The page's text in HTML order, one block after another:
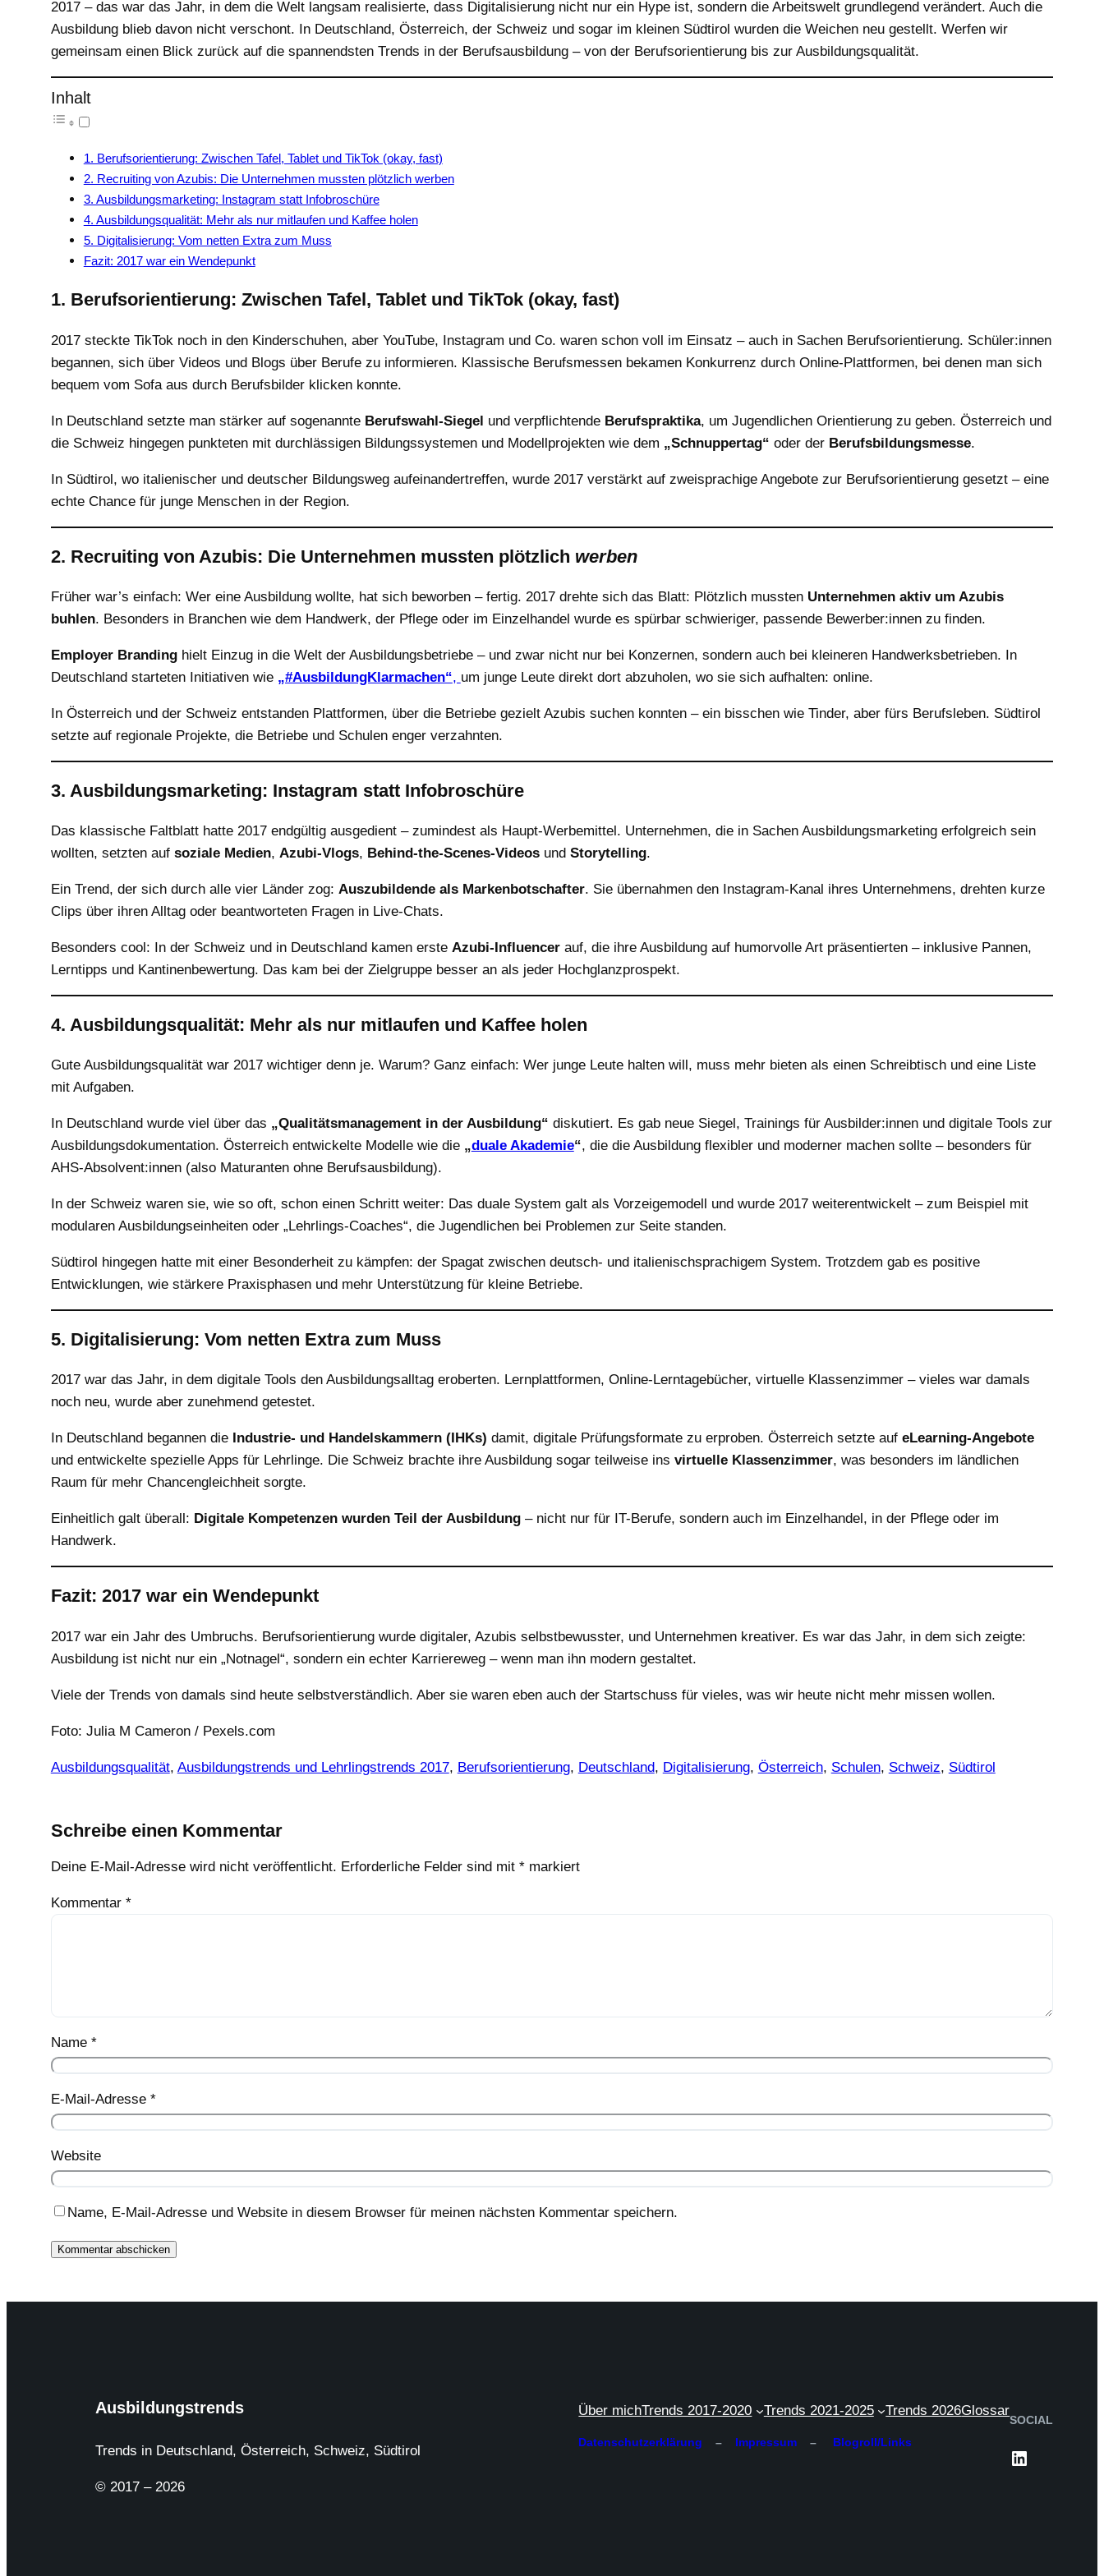
2017 – das war das Jahr, in dem die Welt langsam realisierte, dass Digitalisierung nicht nur ein Hype ist, sondern die Arbeitswelt grundlegend verändert. Auch die
Ausbildung blieb davon nicht verschont. In Deutschland, Österreich, der Schweiz und sogar im kleinen Südtirol wurden die Weichen neu gestellt. Werfen wir
gemeinsam einen Blick zurück auf die spannendsten Trends in der Berufsausbildung – von der Berufsorientierung bis zur Ausbildungsqualität.
Inhalt
1. Berufsorientierung: Zwischen Tafel, Tablet und TikTok (okay, fast)
2. Recruiting von Azubis: Die Unternehmen mussten plötzlich werben
3. Ausbildungsmarketing: Instagram statt Infobroschüre
4. Ausbildungsqualität: Mehr als nur mitlaufen und Kaffee holen
5. Digitalisierung: Vom netten Extra zum Muss
Fazit: 2017 war ein Wendepunkt
1. Berufsorientierung: Zwischen Tafel, Tablet und TikTok (okay, fast)
2017 steckte TikTok noch in den Kinderschuhen, aber YouTube, Instagram und Co. waren schon voll im Einsatz – auch in Sachen Berufsorientierung. Schüler:innen
begannen, sich über Videos und Blogs über Berufe zu informieren. Klassische Berufsmessen bekamen Konkurrenz durch Online-Plattformen, bei denen man sich
bequem vom Sofa aus durch Berufsbilder klicken konnte.
In Deutschland setzte man stärker auf sogenannte Berufswahl-Siegel und verpflichtende Berufspraktika, um Jugendlichen Orientierung zu geben. Österreich und
die Schweiz hingegen punkteten mit durchlässigen Bildungssystemen und Modellprojekten wie dem „Schnuppertag“ oder der Berufsbildungsmesse.
In Südtirol, wo italienischer und deutscher Bildungsweg aufeinandertreffen, wurde 2017 verstärkt auf zweisprachige Angebote zur Berufsorientierung gesetzt – eine
echte Chance für junge Menschen in der Region.
2. Recruiting von Azubis: Die Unternehmen mussten plötzlich werben
Früher war’s einfach: Wer eine Ausbildung wollte, hat sich beworben – fertig. 2017 drehte sich das Blatt: Plötzlich mussten Unternehmen aktiv um Azubis
buhlen. Besonders in Branchen wie dem Handwerk, der Pflege oder im Einzelhandel wurde es spürbar schwieriger, passende Bewerber:innen zu finden.
Employer Brandinghielt Einzug in die Welt der Ausbildungsbetriebe – und zwar nicht nur bei Konzernen, sondern auch bei kleineren Handwerksbetrieben. In
Deutschland starteten Initiativen wie „#AusbildungKlarmachen“, um junge Leute direkt dort abzuholen, wo sie sich aufhalten: online.
In Österreich und der Schweiz entstanden Plattformen, über die Betriebe gezielt Azubis suchen konnten – ein bisschen wie Tinder, aber fürs Berufsleben. Südtirol
setzte auf regionale Projekte, die Betriebe und Schulen enger verzahnten.
3. Ausbildungsmarketing: Instagram statt Infobroschüre
Das klassische Faltblatt hatte 2017 endgültig ausgedient – zumindest als Haupt-Werbemittel. Unternehmen, die in Sachen Ausbildungsmarketing erfolgreich sein
wollten, setzten auf soziale Medien, Azubi-Vlogs, Behind-the-Scenes-Videosund Storytelling.
Ein Trend, der sich durch alle vier Länder zog: Auszubildende als Markenbotschafter. Sie übernahmen den Instagram-Kanal ihres Unternehmens, drehten kurze
Clips über ihren Alltag oder beantworteten Fragen in Live-Chats.
Besonders cool: In der Schweiz und in Deutschland kamen erste Azubi-Influencerauf, die ihre Ausbildung auf humorvolle Art präsentierten – inklusive Pannen,
Lerntipps und Kantinenbewertung. Das kam bei der Zielgruppe besser an als jeder Hochglanzprospekt.
4. Ausbildungsqualität: Mehr als nur mitlaufen und Kaffee holen
Gute Ausbildungsqualität war 2017 wichtiger denn je. Warum? Ganz einfach: Wer junge Leute halten will, muss mehr bieten als einen Schreibtisch und eine Liste
mit Aufgaben.
In Deutschland wurde viel über das „Qualitätsmanagement in der Ausbildung“ diskutiert. Es gab neue Siegel, Trainings für Ausbilder:innen und digitale Tools zur
Ausbildungsdokumentation. Österreich entwickelte Modelle wie die „duale Akademie“, die die Ausbildung flexibler und moderner machen sollte – besonders für
AHS-Absolvent:innen (also Maturanten ohne Berufsausbildung).
In der Schweiz waren sie, wie so oft, schon einen Schritt weiter: Das duale System galt als Vorzeigemodell und wurde 2017 weiterentwickelt – zum Beispiel mit
modularen Ausbildungseinheiten oder „Lehrlings-Coaches“, die Jugendlichen bei Problemen zur Seite standen.
Südtirol hingegen hatte mit einer Besonderheit zu kämpfen: der Spagat zwischen deutsch- und italienischsprachigem System. Trotzdem gab es positive
Entwicklungen, wie stärkere Praxisphasen und mehr Unterstützung für kleine Betriebe.
5. Digitalisierung: Vom netten Extra zum Muss
2017 war das Jahr, in dem digitale Tools den Ausbildungsalltag eroberten. Lernplattformen, Online-Lerntagebücher, virtuelle Klassenzimmer – vieles war damals
noch neu, wurde aber zunehmend getestet.
In Deutschland begannen die Industrie- und Handelskammern (IHKs) damit, digitale Prüfungsformate zu erproben. Österreich setzte auf eLearning-Angebote
und entwickelte spezielle Apps für Lehrlinge. Die Schweiz brachte ihre Ausbildung sogar teilweise ins virtuelle Klassenzimmer, was besonders im ländlichen
Raum für mehr Chancengleichheit sorgte.
Einheitlich galt überall: Digitale Kompetenzen wurden Teil der Ausbildung– nicht nur für IT-Berufe, sondern auch im Einzelhandel, in der Pflege oder im
Handwerk.
Fazit: 2017 war ein Wendepunkt
2017 war ein Jahr des Umbruchs. Berufsorientierung wurde digitaler, Azubis selbstbewusster, und Unternehmen kreativer. Es war das Jahr, in dem sich zeigte:
Ausbildung ist nicht nur ein „Notnagel“, sondern ein echter Karriereweg – wenn man ihn modern gestaltet.
Viele der Trends von damals sind heute selbstverständlich. Aber sie waren eben auch der Startschuss für vieles, was wir heute nicht mehr missen wollen.
Foto: Julia M Cameron / Pexels.com
Ausbildungsqualität, Ausbildungstrends und Lehrlingstrends 2017, Berufsorientierung, Deutschland, Digitalisierung, Österreich, Schulen, Schweiz, Südtirol
Schreibe einen Kommentar
Deine E-Mail-Adresse wird nicht veröffentlicht. Erforderliche Felder sind mit *markiert
Kommentar *
Name *
E-Mail-Adresse *
Website
Name, E-Mail-Adresse und Website in diesem Browser für meinen nächsten Kommentar speichern.
Ausbildungstrends
Trends in Deutschland, Österreich, Schweiz, Südtirol
© 2017 – 2026
Über michTrends 2017-2020 Trends 2021-2025 Trends 2026Glossar
Datenschutzerklärung – Impressum – Blogroll/Links
SOCIAL
LinkedIn